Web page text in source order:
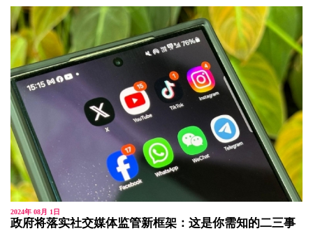
2024年 08月 1日
政府将落实社交媒体监管新框架：这是你需知的二三事